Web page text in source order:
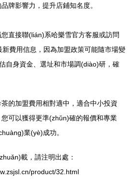
牌影響力，提升店鋪知名度。
直接聯(lián)系哈樂雪官方客服或訪問
費用信息，因為加盟政策可能隨市場變
自身資金、選址和市場調(diào)研，確
的加盟費用相對適中，適合中小投資
可以獲得更準(zhǔn)確的報價和專業
業(yè)成功。
載，請注明出處：
product/32.html